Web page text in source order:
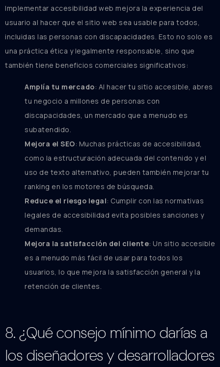
Implementar accesibilidad web mejora la experiencia del
usuario al hacer que el sitio web sea usable para todos,
incluidas las personas con discapacidades. Esto no solo es
una práctica ética y legalmente responsable, sino que
también tiene beneficios comerciales significativos:
Amplía tu mercado: Al hacer tu sitio accesible, abres
tu negocio a millones de personas con
discapacidades, un mercado que a menudo es
subatendido.
Mejora el SEO: Muchas prácticas de accesibilidad,
como la estructuración adecuada del contenido y el
uso de texto alternativo, pueden también mejorar tu
ranking en los motores de búsqueda.
Reduce el riesgo legal: Cumplir con las normativas
legales de accesibilidad evita posibles sanciones y
demandas.
Mejora la satisfacción del cliente: Un sitio accesible
es a menudo más fácil de usar para todos los
usuarios, lo que mejora la satisfacción general y la
retención de clientes.
8. ¿Qué consejo mínimo darías a
los diseñadores y desarrolladores